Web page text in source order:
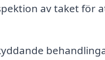
av taket för